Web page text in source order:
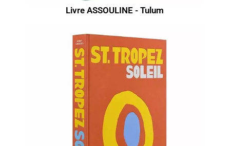
Livre ASSOULINE - Tulum